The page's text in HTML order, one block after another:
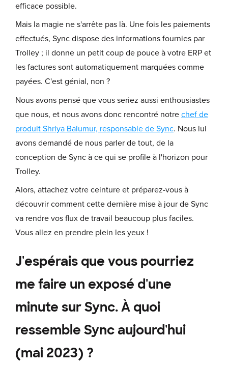
efficace possible.
Mais la magie ne s'arrête pas là. Une fois les paiements
effectués, Sync dispose des informations fournies par
Trolley ; il donne un petit coup de pouce à votre ERP et
les factures sont automatiquement marquées comme
payées. C'est génial, non ?
Nous avons pensé que vous seriez aussi enthousiastes
que nous, et nous avons donc rencontré notre chef de
produit Shriya Balumur, responsable de Sync. Nous lui
avons demandé de nous parler de tout, de la
conception de Sync à ce qui se profile à l'horizon pour
Trolley.
Alors, attachez votre ceinture et préparez-vous à
découvrir comment cette dernière mise à jour de Sync
va rendre vos flux de travail beaucoup plus faciles.
Vous allez en prendre plein les yeux !
J'espérais que vous pourriez
me faire un exposé d'une
minute sur Sync. À quoi
ressemble Sync aujourd'hui
(mai 2023) ?